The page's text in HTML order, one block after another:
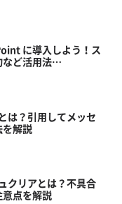
に導入しよう！ス
など活用法…
は？引用してメッセ
解説
クリアとは？不具合
点を解説